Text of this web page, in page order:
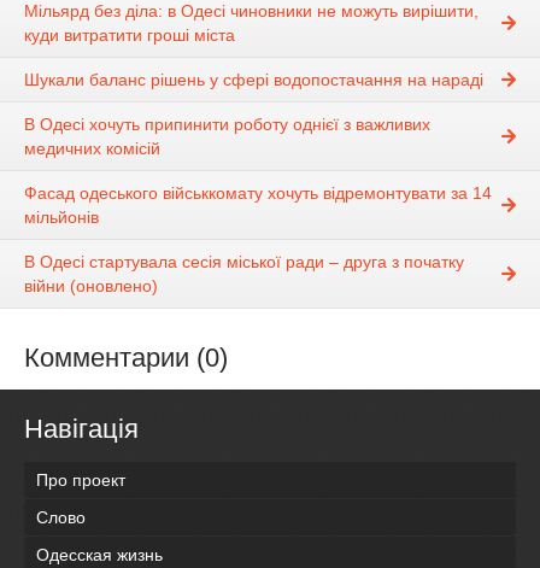
Мільярд без діла: в Одесі чиновники не можуть вирішити,
куди витратити гроші міста
Шукали баланс рішень у сфері водопостачання на нараді
В Одесі хочуть припинити роботу однієї з важливих
медичних комісій
Фасад одеського військкомату хочуть відремонтувати за 14
мільйонів
В Одесі стартувала сесія міської ради – друга з початку
війни (оновлено)
Комментарии (0)
Навігація
Про проект
Слово
Одесская жизнь